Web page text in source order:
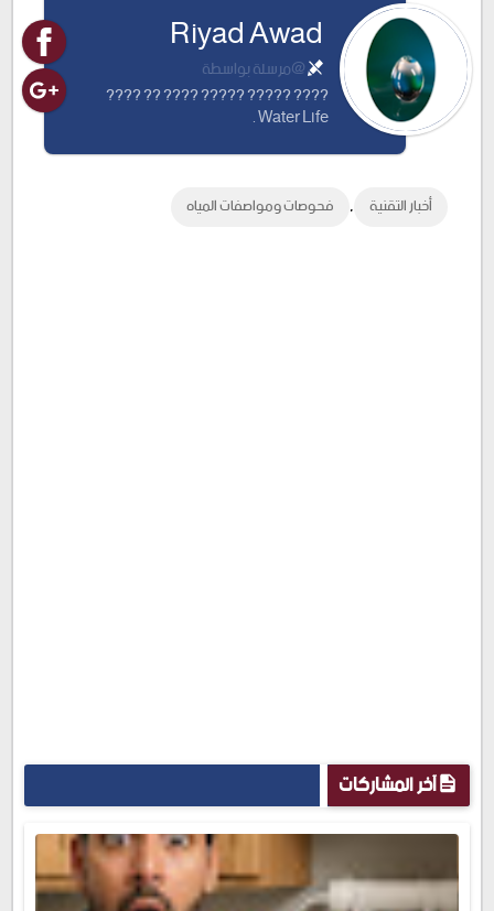
Plus
Riyad Awad
@مرسلة بواسطة
???? ????? ????? ???? ?? ????
Water Life .
أخبار التقنية , فحوصات ومواصفات المياه
آخر المشاركات